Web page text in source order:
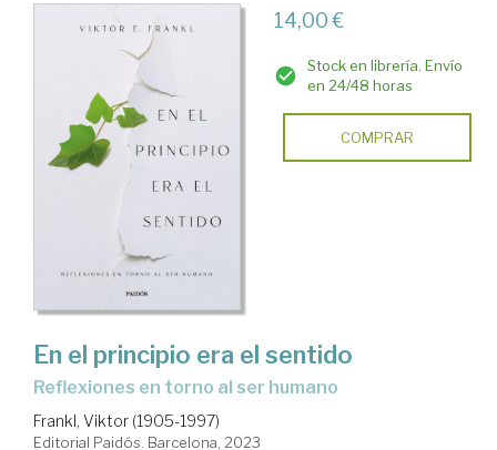
14,00 €
Stock en librería. Envío
en 24/48 horas
COMPRAR
En el principio era el sentido
reflexiones en torno al ser humano
Frankl, Viktor (1905-1997)
Editorial Paidós. Barcelona, 2023